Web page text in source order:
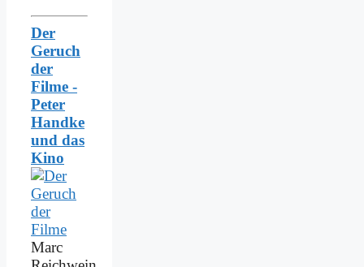
Der
Geruch
der
Filme -
Peter
Handke
und das
Kino
Marc